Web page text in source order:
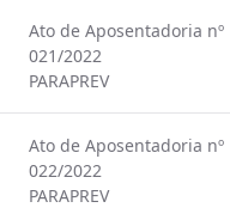
Ato de Aposentadoria nº
021/2022
PARAPREV
Ato de Aposentadoria nº
022/2022
PARAPREV